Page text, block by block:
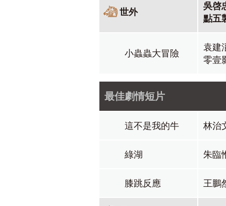
世外
吳啓
點五
小蟲蟲大冒險
袁建
零壹
最佳劇情短片
這不是我的牛 林治
綠湖 朱臨
膝跳反應 王鵬